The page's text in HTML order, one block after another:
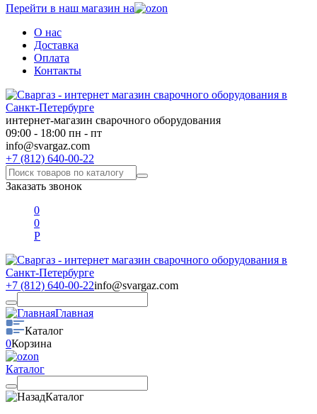
Перейти в наш магазин на
О нас
Доставка
Оплата
Контакты
интернет-магазин сварочного оборудования
09:00 - 18:00 пн - пт
info@svargaz.com
+7 (812) 640-00-22
Заказать звонок
0
0
Р
+7 (812) 640-00-22info@svargaz.com
Главная
Каталог
0Корзина
Каталог
Каталог